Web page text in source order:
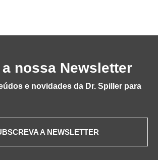
nossa Newsletter
e novidades da Dr. Spiller para
A NEWSLETTER